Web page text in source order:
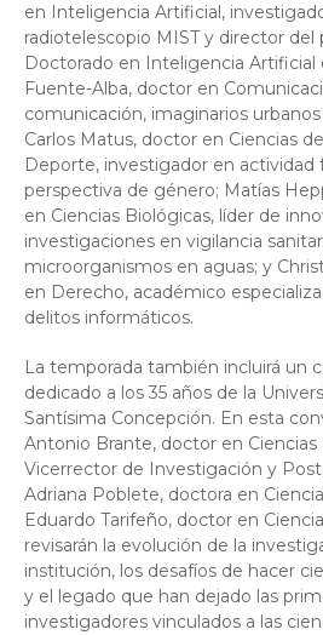
en Inteligencia Artificial,
radiotelescopio MIST y director del
Doctorado en Inteligencia Artificial
Fuente-Alba, doctor en
comunicación, imaginarios
Carlos Matus, doctor en Ciencias
Deporte, investigador en actividad
perspectiva de género; Matías
en Ciencias Biológicas, líder de
investigaciones en vigilancia
microorganismos en aguas; y
en Derecho, académico
delitos informáticos.
La temporada también incluirá un
dedicado a los 35 años de la
Santísima Concepción. En esta
Antonio Brante, doctor en Ciencias
Vicerrector de Investigación y
Adriana Poblete, doctora en
Eduardo Tarifeño, doctor en
revisarán la evolución de la
institución, los desafíos de hacer
y el legado que han dejado las
investigadores vinculados a las